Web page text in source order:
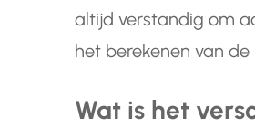
altijd verstandig om
het berekenen van
Wat is het